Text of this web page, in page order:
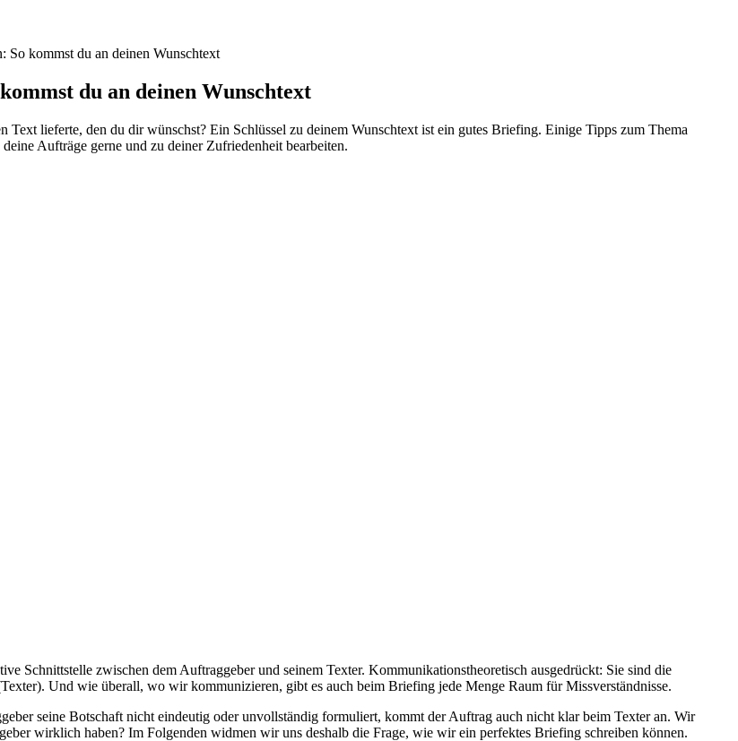
So kommst du an deinen Wunschtext
du an deinen Wunschtext
lieferte, den du dir wünschst? Ein Schlüssel zu deinem Wunschtext ist ein gutes Briefing. Einige Tipps zum Thema
Aufträge gerne und zu deiner Zufriedenheit bearbeiten.
Schnittstelle zwischen dem Auftraggeber und seinem Texter. Kommunikationstheoretisch ausgedrückt: Sie sind die
Und wie überall, wo wir kommunizieren, gibt es auch beim Briefing jede Menge Raum für Missverständnisse.
seine Botschaft nicht eindeutig oder unvollständig formuliert, kommt der Auftrag auch nicht klar beim Texter an. Wir
wirklich haben? Im Folgenden widmen wir uns deshalb die Frage, wie wir ein perfektes Briefing schreiben können.